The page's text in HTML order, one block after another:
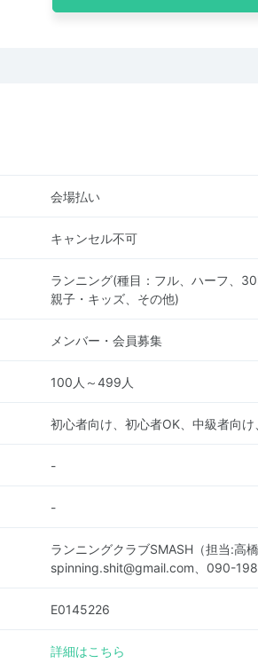
会場払い
キャンセル不可
ランニング(種目：フル、ハーフ、
親子・キッズ、その他)
メンバー・会員募集
100人～499人
初心者向け、初心者OK、中級者向
-
-
ランニングクラブSMASH（担当:高橋
spinning.shit@gmail.com、090-
E0145226
詳細はこちら